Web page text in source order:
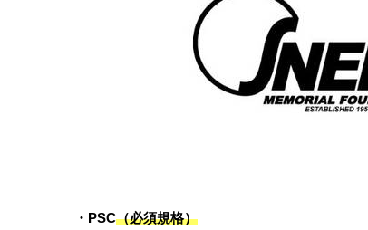
・PSC（必須規格）